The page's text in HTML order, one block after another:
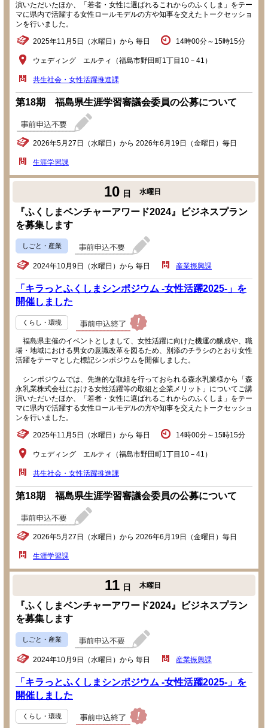
演いただいたほか、「若者・女性に選ばれるこれからのふくしま」をテー
マに県内で活躍する女性ロールモデルの方や知事を交えたトークセッショ
ンを行いました。
2025年11月5日（水曜日）から 毎日 14時00分～15時15分
ウェディング エルティ（福島市野田町1丁目10－41）
共生社会・女性活躍推進課
第18期 福島県生涯学習審議会委員の公募について
2026年5月27日（水曜日）から 2026年6月19日（金曜日）毎日
生涯学習課
10 日 水曜日
『ふくしまベンチャーアワード2024』ビジネスプラン
を募集します
しごと・産業
2024年10月9日（水曜日）から 毎日 産業振興課
「キラっとふくしまシンポジウム -女性活躍2025-」を
開催しました
くらし・環境
福島県主催のイベントとしまして、女性活躍に向けた機運の醸成や、職
場・地域における男女の意識改革を図るため、別添のチラシのとおり女性
活躍をテーマとした標記シンポジウムを開催しました。
シンポジウムでは、先進的な取組を行っておられる森永乳業様から「森
永乳業株式会社における女性活躍等の取組と企業メリット」についてご講
演いただいたほか、「若者・女性に選ばれるこれからのふくしま」をテー
マに県内で活躍する女性ロールモデルの方や知事を交えたトークセッショ
ンを行いました。
2025年11月5日（水曜日）から 毎日 14時00分～15時15分
ウェディング エルティ（福島市野田町1丁目10－41）
共生社会・女性活躍推進課
第18期 福島県生涯学習審議会委員の公募について
2026年5月27日（水曜日）から 2026年6月19日（金曜日）毎日
生涯学習課
11 日 木曜日
『ふくしまベンチャーアワード2024』ビジネスプラン
を募集します
しごと・産業
2024年10月9日（水曜日）から 毎日 産業振興課
「キラっとふくしまシンポジウム -女性活躍2025-」を
開催しました
くらし・環境